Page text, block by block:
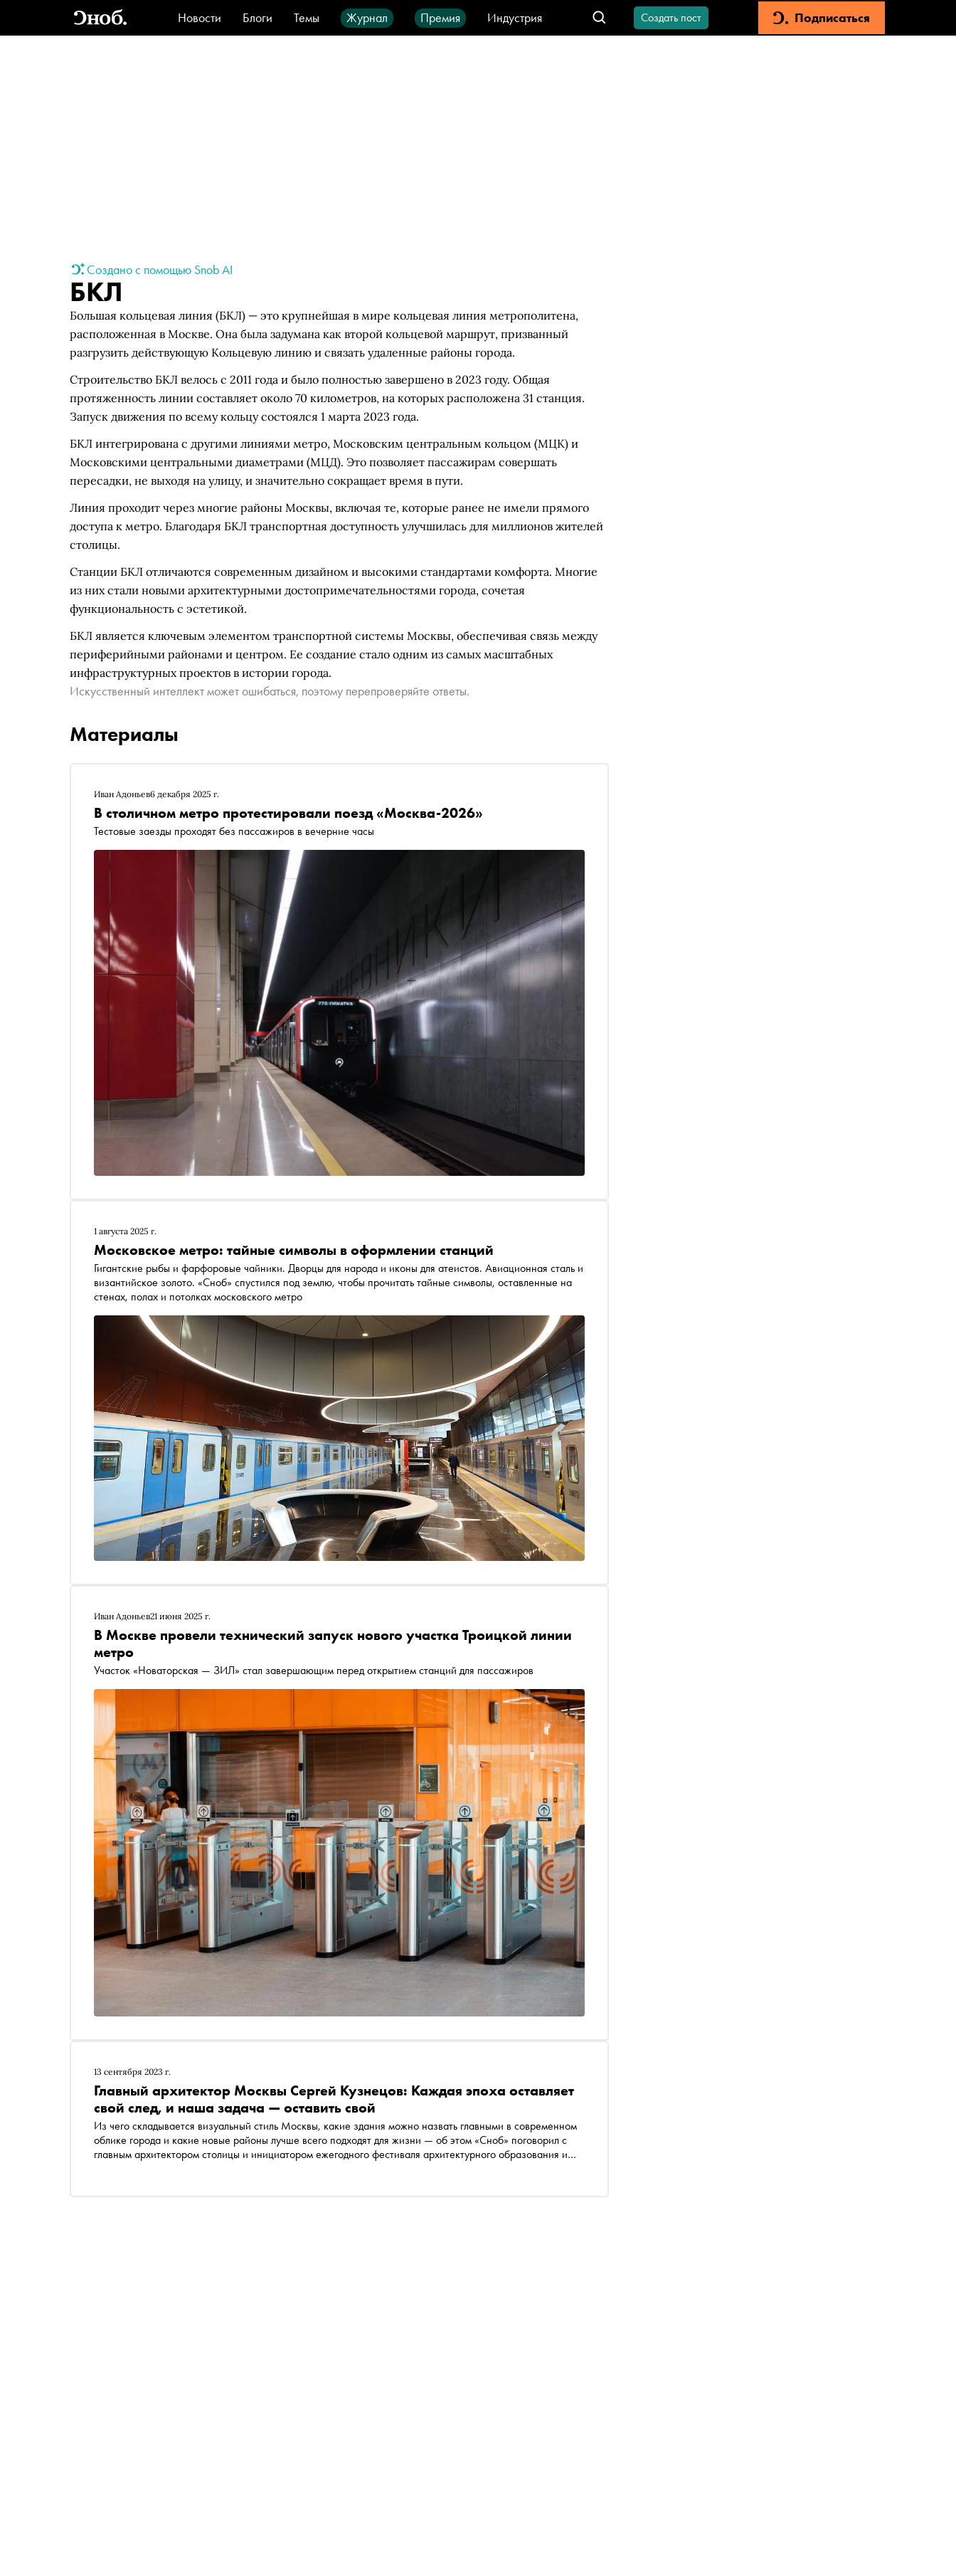
Новости Блоги Темы Журнал Премия
Индустрия
Стиль
Видео Город IT-продукты
Создать пост Подписаться
Создано с помощью Snob AI
БКЛ
Большая кольцевая линия (БКЛ) — это крупнейшая в мире кольцевая линия метрополитена,
расположенная в Москве. Она была задумана как второй кольцевой маршрут, призванный
разгрузить действующую Кольцевую линию и связать удаленные районы города.
Строительство БКЛ велось с 2011 года и было полностью завершено в 2023 году. Общая
протяженность линии составляет около 70 километров, на которых расположена 31 станция.
Запуск движения по всему кольцу состоялся 1 марта 2023 года.
БКЛ интегрирована с другими линиями метро, Московским центральным кольцом (МЦК) и
Московскими центральными диаметрами (МЦД). Это позволяет пассажирам совершать
пересадки, не выходя на улицу, и значительно сокращает время в пути.
Линия проходит через многие районы Москвы, включая те, которые ранее не имели прямого
доступа к метро. Благодаря БКЛ транспортная доступность улучшилась для миллионов жителей
столицы.
Станции БКЛ отличаются современным дизайном и высокими стандартами комфорта. Многие
из них стали новыми архитектурными достопримечательностями города, сочетая
функциональность с эстетикой.
БКЛ является ключевым элементом транспортной системы Москвы, обеспечивая связь между
периферийными районами и центром. Ее создание стало одним из самых масштабных
инфраструктурных проектов в истории города.
Искусственный интеллект может ошибаться, поэтому перепроверяйте ответы.
Материалы
Иван Адоньев6 декабря 2025 г.
В столичном метро протестировали поезд «Москва-2026»
Тестовые заезды проходят без пассажиров в вечерние часы
1 августа 2025 г.
Московское метро: тайные символы в оформлении станций
Гигантские рыбы и фарфоровые чайники. Дворцы для народа и иконы для атеистов. Авиационная сталь и
византийское золото. «Сноб» спустился под землю, чтобы прочитать тайные символы, оставленные на
стенах, полах и потолках московского метро
Иван Адоньев21 июня 2025 г.
В Москве провели технический запуск нового участка Троицкой линии
метро
Участок «Новаторская — ЗИЛ» стал завершающим перед открытием станций для пассажиров
13 сентября 2023 г.
Главный архитектор Москвы Сергей Кузнецов: Каждая эпоха оставляет
свой след, и наша задача — оставить свой
Из чего складывается визуальный стиль Москвы, какие здания можно назвать главными в современном
облике города и какие новые районы лучше всего подходят для жизни — об этом «Сноб» поговорил с
главным архитектором столицы и инициатором ежегодного фестиваля архитектурного образования и